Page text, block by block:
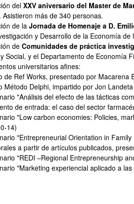
del XXV aniversario del Master de
Asistieron más de 340 personas.
de la Jornada de Homenaje a D.
y Desarrollo de la Economía
deComunidades de práctica
Social, y el Departamento de Economía
universitarios afines:
de Ref Works, presentado por Macarena
Método Delphi, impartido por Jon
"Análisis del efecto de las tácticas
de entrada: el caso del sector
"Low carbon economies: Policies,
14)
"Entrepreneurial Orientation in
a partir de artículos publicados,
"REDI –Regional Entrepreneurship
"Marketing experiencial aplicado a